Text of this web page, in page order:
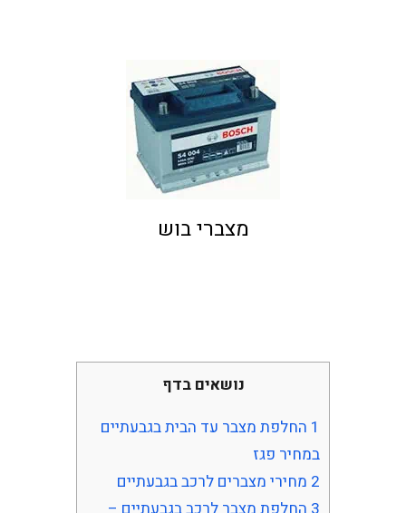
מצברי בוש
נושאים בדף
1 החלפת מצבר עד הבית בגבעתיים
במחיר פגז
2 מחירי מצברים לרכב בגבעתיים